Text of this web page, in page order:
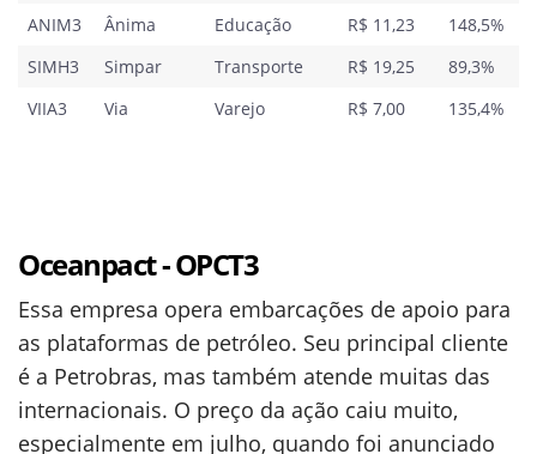
ANIM3
Ânima Educação R$ 11,23
148,5%
SIMH3
Simpar Transporte R$ 19,25
89,3%
VIIA3
Via Varejo R$ 7,00 135,4%
Oceanpact - OPCT3
Essa empresa opera embarcações de apoio para
as plataformas de petróleo. Seu principal cliente
é a Petrobras, mas também atende muitas das
internacionais. O preço da ação caiu muito,
especialmente em julho, quando foi anunciado